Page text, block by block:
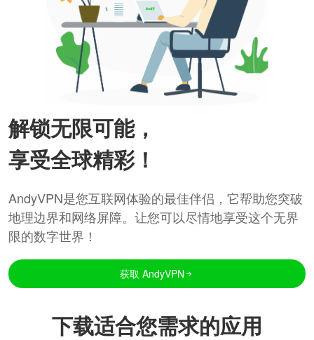
解锁无限可能，
享受全球精彩！
AndyVPN是您互联网体验的最佳伴侣，它帮助您突破
地理边界和网络屏障。让您可以尽情地享受这个无界
限的数字世界！
获取 AndyVPN
下载适合您需求的应用